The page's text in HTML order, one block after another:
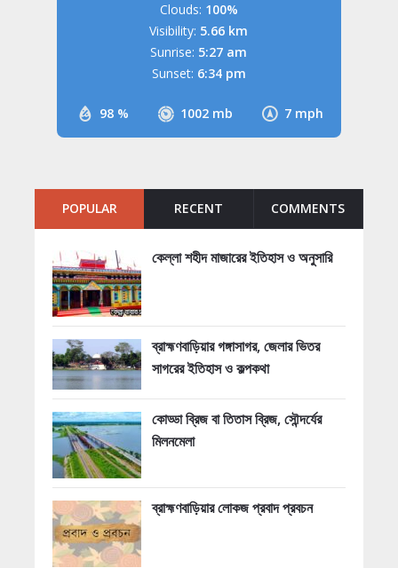
98 % 1002 mb 7 mph
Clouds: 100%
Visibility: 5.66 km
Sunrise: 5:27 am
Sunset: 6:34 pm
POPULAR RECENT COMMENTS
কেল্লা শহীদ মাজারের ইতিহাস ও অনুসারি
ব্রাহ্মণবাড়িয়ার গঙ্গাসাগর, জেলার ভিতর
সাগরের ইতিহাস ও কল্পকথা
কোড্ডা ব্রিজ বা তিতাস ব্রিজ, সৌন্দর্যের
মিলনমেলা
ব্রাহ্মণবাড়িয়ার লোকজ প্রবাদ প্রবচন